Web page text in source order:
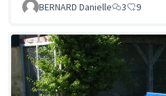
BERNARD Danielle 3 9